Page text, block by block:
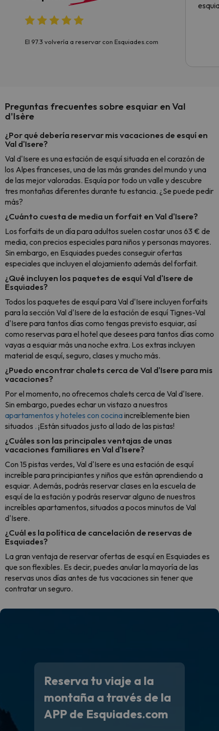
El 97.3 volvería a reservar con Esquiades.com
Preguntas frecuentes sobre esquiar en Val
d'Isère
¿Por qué debería reservar mis vacaciones de esquí en
Val d'Isere?
Val d'Isere es una estación de esquí situada en el corazón de
los Alpes franceses, una de las más grandes del mundo y una
de las mejor valoradas. Esquía por todo un valle y descubre
tres montañas diferentes durante tu estancia. ¿Se puede pedir
más?
¿Cuánto cuesta de media un forfait en Val d'Isere?
Los forfaits de un día para adultos suelen costar unos 63 € de
media, con precios especiales para niños y personas mayores.
Sin embargo, en Esquiades puedes conseguir ofertas
especiales que incluyen el alojamiento además del forfait.
¿Qué incluyen los paquetes de esquí Val d'Isere de
Esquiades?
Todos los paquetes de esquí para Val d'Isere incluyen forfaits
para la sección Val d'Isere de la estación de esquí Tignes-Val
d'Isere para tantos días como tengas previsto esquiar, así
como reservas para el hotel que desees para tantos días como
vayas a esquiar más una noche extra. Los extras incluyen
material de esquí, seguro, clases y mucho más.
¿Puedo encontrar chalets cerca de Val d'Isere para mis
vacaciones?
Por el momento, no ofrecemos chalets cerca de Val d'Isere.
Sin embargo, puedes echar un vistazo a nuestros
apartamentos y hoteles con cocinaincreíblemente bien
situados . ¡Están situados justo al lado de las pistas!
¿Cuáles son las principales ventajas de unas
vacaciones familiares en Val d'Isere?
Con 15 pistas verdes, Val d'Isere es una estación de esquí
increíble para principiantes y niños que están aprendiendo a
esquiar. Además, podrás reservar clases en la escuela de
esquí de la estación y podrás reservar alguno de nuestros
increíbles apartamentos, situados a pocos minutos de Val
d'Isere.
¿Cuál es la política de cancelación de reservas de
Esquiades?
La gran ventaja de reservar ofertas de esquí en Esquiades es
que son flexibles. Es decir, puedes anular la mayoría de las
reservas unos días antes de tus vacaciones sin tener que
contratar un seguro.
Reserva tu viaje a la
montaña a través de la
APP de Esquiades.com